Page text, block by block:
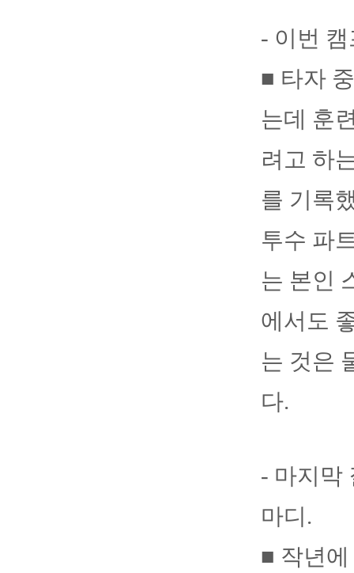
- 이번
■ 타자
는데 훈
려고 하
를 기록
투수 파
는 본인
에서도
는 것은
다.
- 마지막
마디.
■ 작년